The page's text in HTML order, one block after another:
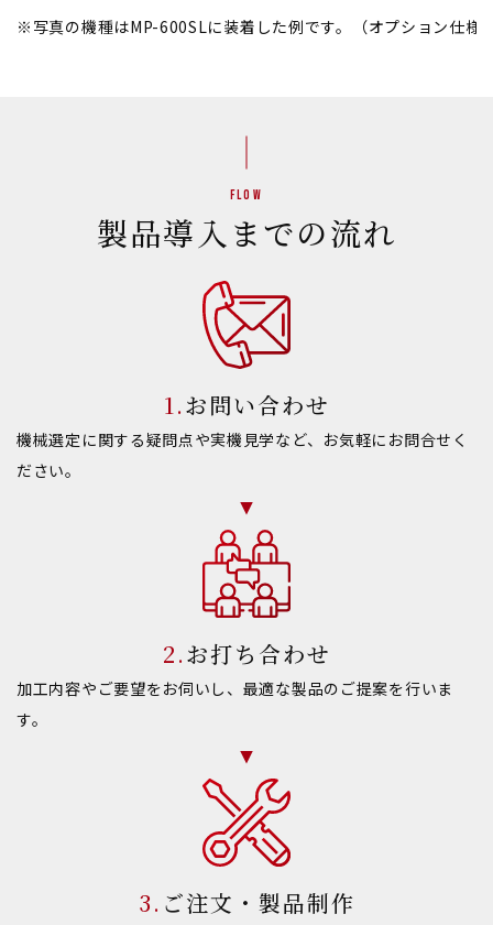
※写真の機種はMP-600SLに装着した例です。（オプション仕様
Flow
製品導入までの流れ
お問い合わせ
機械選定に関する疑問点や実機見学など、お気軽にお問合せく
ださい。
お打ち合わせ
加工内容やご要望をお伺いし、最適な製品のご提案を行いま
す。
ご注文・製品制作